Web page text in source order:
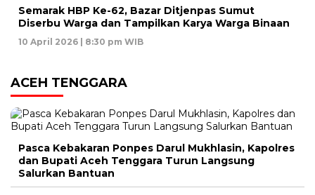
Semarak HBP Ke-62, Bazar Ditjenpas Sumut
Diserbu Warga dan Tampilkan Karya Warga Binaan
10 April 2026 | 8:30 pm WIB
ACEH TENGGARA
Pasca Kebakaran Ponpes Darul Mukhlasin, Kapolres
dan Bupati Aceh Tenggara Turun Langsung
Salurkan Bantuan